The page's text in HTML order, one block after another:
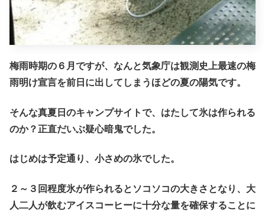
梅雨時期の６月ですが、なんと気象庁は観測史上最速の梅
雨明け宣言を前日に出してしまうほどの夏の陽気です。
そんな真夏日のキャンプサイトで、はたして氷は作られる
のか？正直だいぶ疑心暗鬼でした。
はじめは予定通り、小さめの氷でした。
２～３回程度氷が作られるとソコソコの大きさとなり、大
人二人が飲むアイスコーヒーに十分な量を確保することに